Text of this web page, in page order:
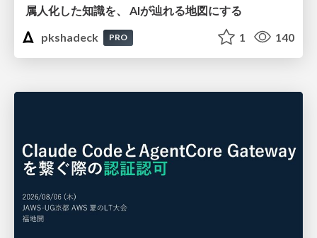
属人化した知識を、 AIが辿れる地図にする
pkshadeck
PRO 1 140